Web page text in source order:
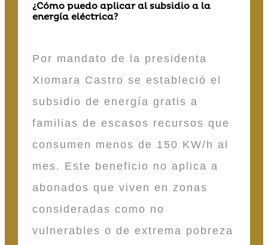
¿Cómo puedo aplicar al subsidio a la
energía eléctrica?
Por mandato de la presidenta
Xiomara Castro se estableció el
subsidio de energía gratis a
familias de escasos recursos que
consumen menos de 150 KW/h al
mes. Este beneficio no aplica a
abonados que viven en zonas
consideradas como no
vulnerables o de extrema pobreza